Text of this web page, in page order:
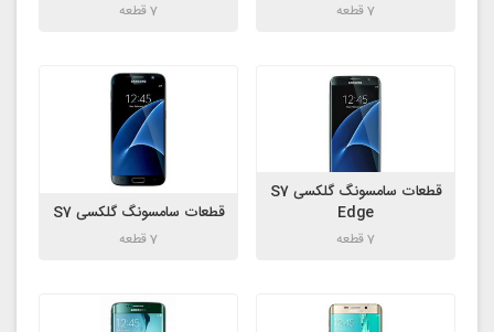
7 قطعه 7 قطعه
قطعات سامسونگ گلکسی S7
Edge
7 قطعه
قطعات سامسونگ گلکسی S7
7 قطعه